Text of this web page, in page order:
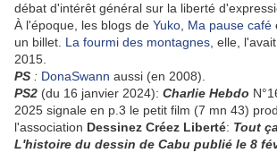
débat d'intérêt général sur la liberté
À l'époque, les blogs de Yuko Ma pause café
un billet. La fourmi des montagnes , elle,
2015.
PS : DonaSwann aussi (en 2008).
PS2 (du 16 janvier 2024): Charlie Hebdo
2025 signale en p.3 le petit film (7 mn 43)
l'association Dessinez Créez Liberté: Tout
L'histoire du dessin de Cabu publié le 8